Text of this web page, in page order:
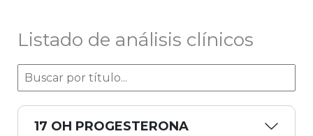
Listado de análisis clínicos
17 OH PROGESTERONA